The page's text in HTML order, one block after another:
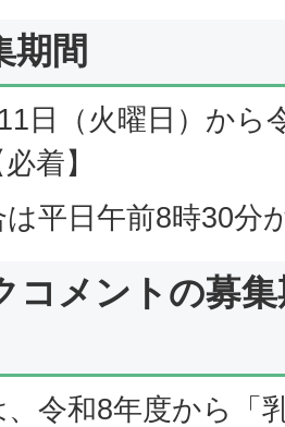
期間
日（火曜日）から
着】
平日午前8時30分
コメントの募
、令和8年度から「